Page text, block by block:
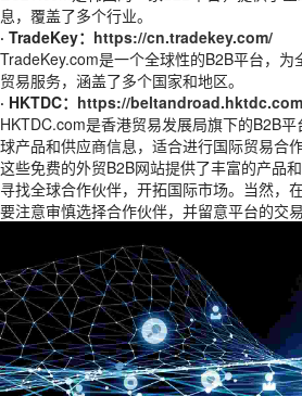
息，覆盖了多个行业。
· TradeKey： https://cn.tradekey.com/
TradeKey.com是一个全球性的B2B平台，
贸易服务，涵盖了多个国家和地区。
· HKTDC： https://
HKTDC.com是香港贸易发展局旗下的B2B
球产品和供应商信息，适合进行国际贸易合作
这些免费的外贸B2B网站提供了丰富的产品
寻找全球合作伙伴，开拓国际市场。当然，
要注意审慎选择合作伙伴，并留意平台的交